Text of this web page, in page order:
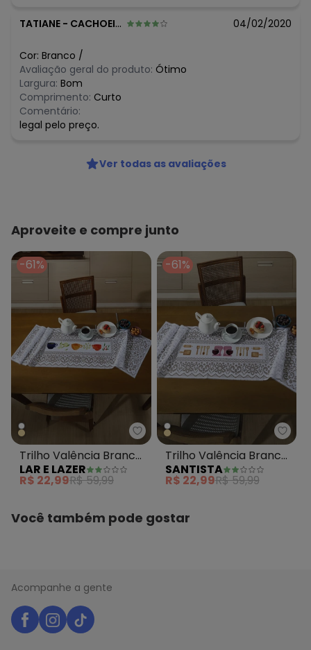
TATIANE - CACHOEIRINHA - RS 04/02/2020
Cor: Branco /
Avaliação geral do produto: Ótimo
Largura: Bom
Comprimento: Curto
Comentário:
legal pelo preço.
Ver todas as avaliações
Aproveite e compre junto
-61%
Lar e Lazer - Trilho Valência
Trilho Valência Branca
Xícaras 40cm X 1,50m
LAR E LAZER
R$ 22,99R$ 59,99
-61%
Trilho Valência Branca
Cozinheira 40cm X
1,50m
SANTISTA
R$ 22,99R$ 59,99
Você também pode gostar
Acompanhe a gente